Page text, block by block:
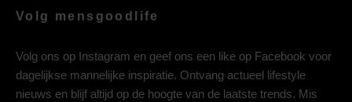
Volg mensgoodlife
Volg ons op Instagram en geef ons een like op Facebook voor
dagelijkse mannelijke inspiratie. Ontvang actueel lifestyle
nieuws en blijf altijd op de hoogte van de laatste trends. Mis